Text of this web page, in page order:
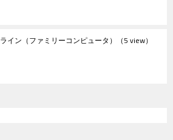
イン（ファミリーコンピュータ） （5 view）